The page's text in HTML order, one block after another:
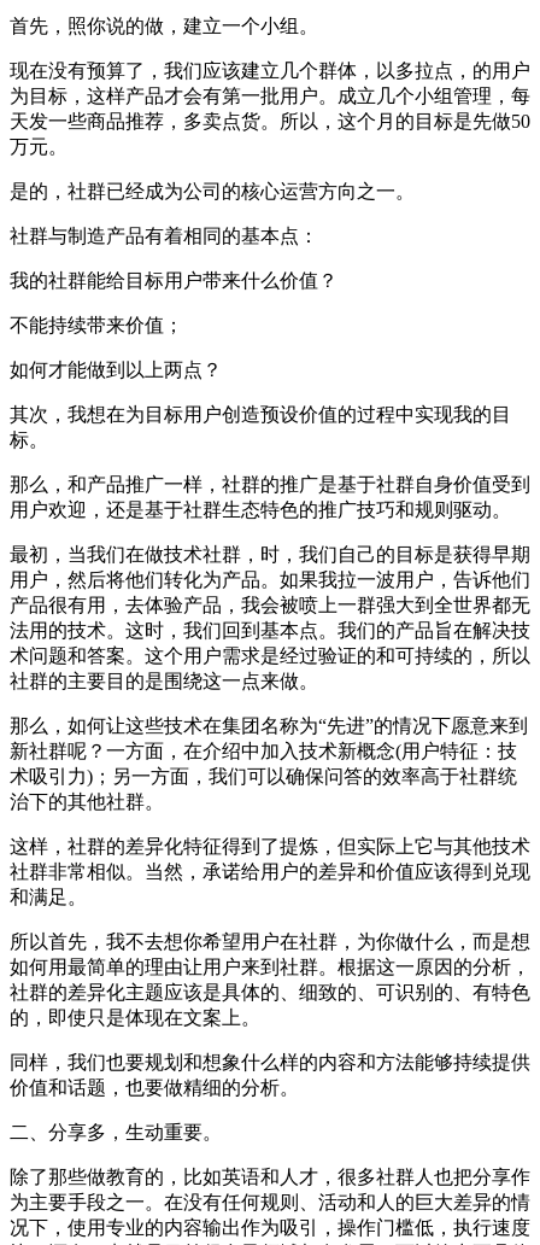
首先，照你说的做，建立一个小组。
现在没有预算了，我们应该建立几个群体，以多拉点，的用户
为目标，这样产品才会有第一批用户。成立几个小组管理，每
天发一些商品推荐，多卖点货。所以，这个月的目标是先做50
万元。
是的，社群已经成为公司的核心运营方向之一。
社群与制造产品有着相同的基本点：
我的社群能给目标用户带来什么价值？
不能持续带来价值；
如何才能做到以上两点？
其次，我想在为目标用户创造预设价值的过程中实现我的目
标。
那么，和产品推广一样，社群的推广是基于社群自身价值受到
用户欢迎，还是基于社群生态特色的推广技巧和规则驱动。
最初，当我们在做技术社群，时，我们自己的目标是获得早期
用户，然后将他们转化为产品。如果我拉一波用户，告诉他们
产品很有用，去体验产品，我会被喷上一群强大到全世界都无
法用的技术。这时，我们回到基本点。我们的产品旨在解决技
术问题和答案。这个用户需求是经过验证的和可持续的，所以
社群的主要目的是围绕这一点来做。
那么，如何让这些技术在集团名称为“先进”的情况下愿意来到
新社群呢？一方面，在介绍中加入技术新概念(用户特征：技
术吸引力)；另一方面，我们可以确保问答的效率高于社群统
治下的其他社群。
这样，社群的差异化特征得到了提炼，但实际上它与其他技术
社群非常相似。当然，承诺给用户的差异和价值应该得到兑现
和满足。
所以首先，我不去想你希望用户在社群，为你做什么，而是想
如何用最简单的理由让用户来到社群。根据这一原因的分析，
社群的差异化主题应该是具体的、细致的、可识别的、有特色
的，即使只是体现在文案上。
同样，我们也要规划和想象什么样的内容和方法能够持续提供
价值和话题，也要做精细的分析。
二、分享多，生动重要。
除了那些做教育的，比如英语和人才，很多社群人也把分享作
为主要手段之一。在没有任何规则、活动和人的巨大差异的情
况下，使用专业的内容输出作为吸引，操作门槛低，执行速度